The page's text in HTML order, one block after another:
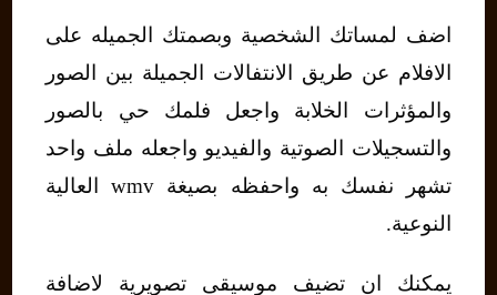
اضف لمساتك الشخصية وبصمتك الجميله على
الافلام عن طريق الانتفالات الجميلة بين الصور
والمؤثرات الخلابة واجعل فلمك حي بالصور
والتسجيلات الصوتية والفيديو واجعله ملف واحد
تشهر نفسك به واحفظه بصيغة wmv العالية
النوعية.
يمكنك ان تضيف موسيقى تصويرية لاضافة